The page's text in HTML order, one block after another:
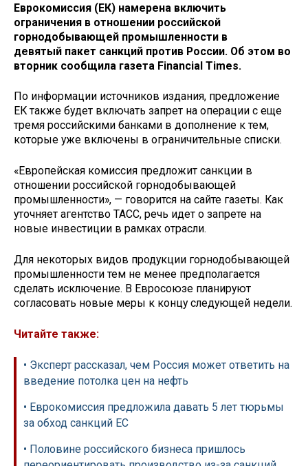
Еврокомиссия (ЕК) намерена включить
ограничения в отношении российской
горнодобывающей промышленности в
девятый пакет санкций против России. Об этом во
вторник сообщила газета Financial Times.
По информации источников издания, предложение
ЕК также будет включать запрет на операции с еще
тремя российскими банками в дополнение к тем,
которые уже включены в ограничительные списки.
«Европейская комиссия предложит санкции в
отношении российской горнодобывающей
промышленности», — говорится на сайте газеты. Как
уточняет агентство ТАСС, речь идет о запрете на
новые инвестиции в рамках отрасли.
Для некоторых видов продукции горнодобывающей
промышленности тем не менее предполагается
сделать исключение. В Евросоюзе планируют
согласовать новые меры к концу следующей недели.
Читайте также:
• Эксперт рассказал, чем Россия может ответить на
введение потолка цен на нефть
• Еврокомиссия предложила давать 5 лет тюрьмы
за обход санкций ЕС
• Половине российского бизнеса пришлось